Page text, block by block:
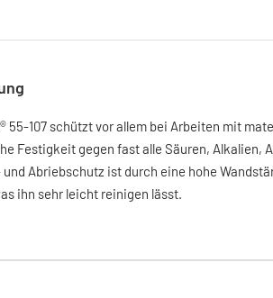
55-107 schützt vor allem bei Arbeiten mit
Festigkeit gegen fast alle Säuren, Alkalien,
Abriebschutz ist durch eine hohe
ihn sehr leicht reinigen lässt.